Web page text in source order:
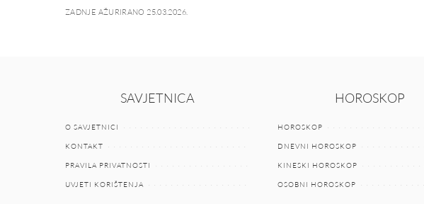
ZADNJE AŽURIRANO 25.03.2026.
SAVJETNICA
O SAVJETNICI
KONTAKT
PRAVILA PRIVATNOSTI
UVJETI KORIŠTENJA
HOROSKOP
HOROSKOP
DNEVNI HOROSKOP
KINESKI HOROSKOP
OSOBNI HOROSKOP